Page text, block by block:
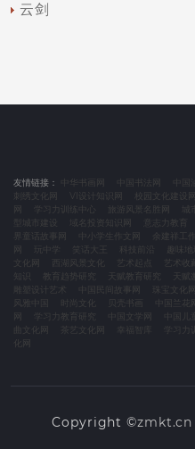
云剑
友情链接： 中华书画网 中国书法网 中国
刺绣文化网
VI设计知识网 校园文化建设网
网
学习力训练中心 旅游风景名胜网
型城市建设
域名投资知识网 意志力教育
界童话故事网
中小学生作文网 余建祥工
网
玩中学 笑话大王 科技前沿 趣味地
文化网
西湖风景文化 艺术起点 艺术收
知识
教育趋势研究 天赋教育研究 天赋
雕塑设计艺术
中国民间故事网 珠宝文化网
风雅中国
时尚文化 贝壳书画 中国兰花
网
学习力教育研究 中国文学网 中国儿
曲文化网
茶艺文化网 幸福智库 学习力
化网
Copyright ©zmkt.cn